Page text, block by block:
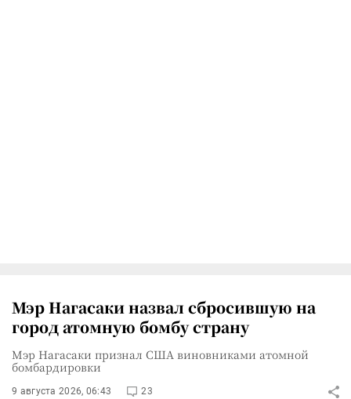
Мэр Нагасаки назвал сбросившую на
город атомную бомбу страну
Мэр Нагасаки признал США виновниками атомной
бомбардировки
9 августа 2026, 06:43 23